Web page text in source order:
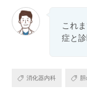
これ
症と
消化器内科